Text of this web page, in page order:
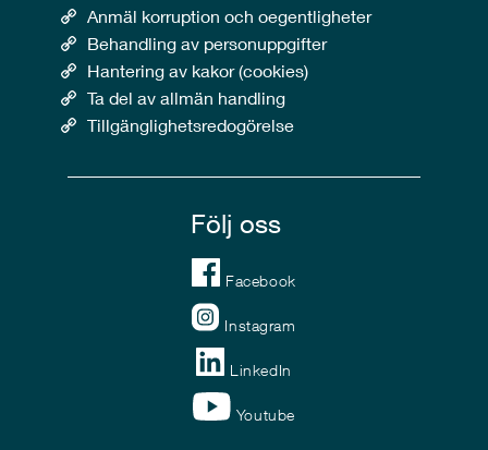
Anmäl korruption och oegentligheter
Behandling av personuppgifter
Hantering av kakor (cookies)
Ta del av allmän handling
Tillgänglighetsredogörelse
Följ oss
Facebook
Instagram
LinkedIn
Youtube